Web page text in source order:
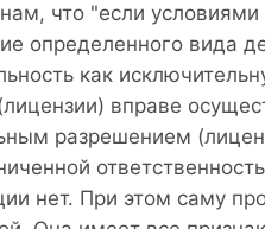
что "если
определенного вида
как
вправе
разрешением
нет. При этом саму